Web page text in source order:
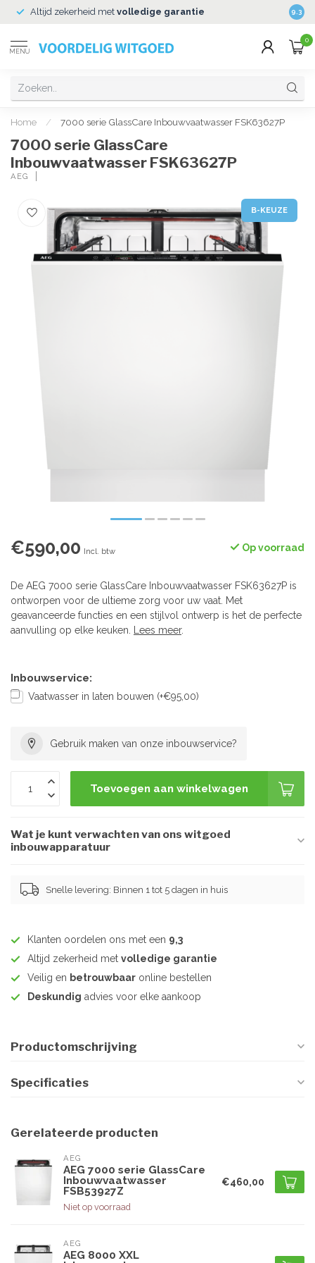
Altijd zekerheid met volledige garantie 9.3
MENU
0
Home / 7000 serie GlassCare Inbouwvaatwasser FSK63627P
7000 serie GlassCare
Inbouwvaatwasser FSK63627P
AEG
B-KEUZE
€590,00 Incl. btw Op voorraad
De AEG 7000 serie GlassCare Inbouwvaatwasser FSK63627P is
ontworpen voor de ultieme zorg voor uw vaat. Met
geavanceerde functies en een stijlvol ontwerp is het de perfecte
aanvulling op elke keuken. Lees meer.
Inbouwservice:
Vaatwasser in laten bouwen (+€95,00)
Gebruik maken van onze inbouwservice?
Toevoegen aan winkelwagen
Wat je kunt verwachten van ons witgoed
inbouwapparatuur
Snelle levering: Binnen 1 tot 5 dagen in huis
Klanten oordelen ons met een 9,3
Altijd zekerheid met volledige garantie
Veilig en betrouwbaar online bestellen
Deskundig advies voor elke aankoop
Productomschrijving
Specificaties
Gerelateerde producten
AEG
AEG 7000 serie GlassCare
Inbouwvaatwasser
FSB53927Z
Niet op voorraad
€460,00
AEG
AEG 8000 XXL